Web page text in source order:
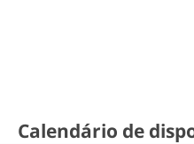
Calendário de